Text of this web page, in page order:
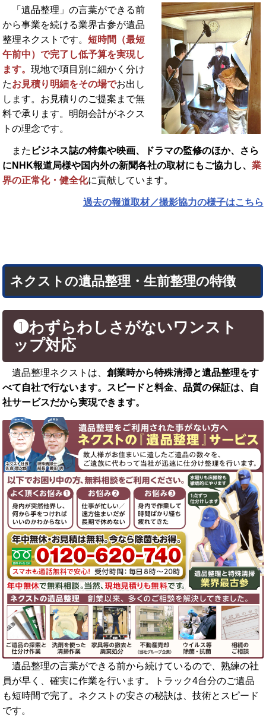
「遺品整理」の言葉ができる前
から事業を続ける業界古参が遺品
整理ネクストです。短時間（最短
午前中）で完了し低予算を実現し
ます。現地で項目別に細かく分け
たお見積り明細をその場でお出し
します。お見積りのご提案まで無
料で承ります。明朗会計がネクス
トの理念です。
また ビジネス誌の特集や映画、ドラマの監修のほか、さら
に NHK報道局様や国内外の新聞各社の取材にもご協力し、業
界の正常化・健全化に貢献しています。
過去の報道取材／撮影協力の様子はこちら
ネクストの遺品整理・生前整理の特徴
❶わずらわしさがないワンスト
ップ対応
遺品整理ネクストは、創業時から特殊清掃と遺品整理をす
べて自社で行ないます。スピードと料金、品質の保証は、自
社サービスだから実現できます。
遺品整理の言葉ができる前から続けているので、熟練の社
員が早く、確実に作業を行います。トラック4台分のご遺品
も短時間で完了。ネクストの安さの秘訣は、技術とスピード
です。